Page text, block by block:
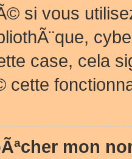
si vous
case, cela
cette
mon